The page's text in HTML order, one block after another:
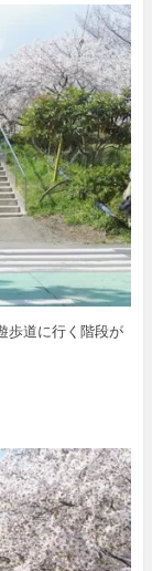
歩道に行く階段が